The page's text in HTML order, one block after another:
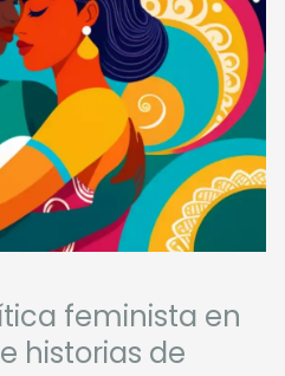
feminista en
historias de